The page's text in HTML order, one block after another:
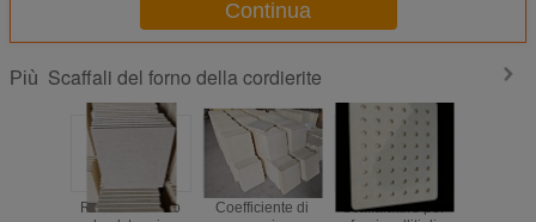
Continua
Più Scaffali del forno della cordierite
Resistenza allo
Coefficiente di
Scaffalature per